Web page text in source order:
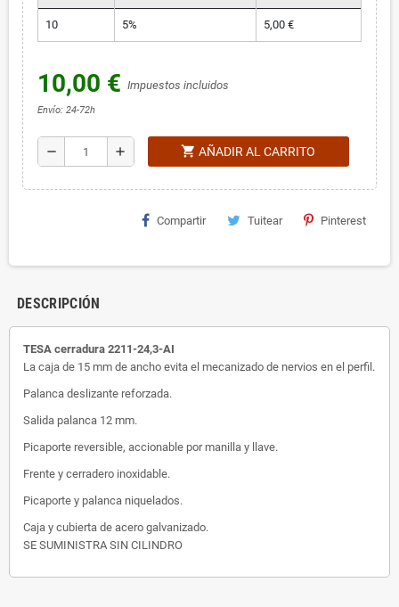
10 5% 5,00 €
10,00 € Impuestos incluidos
Envío: 24-72h
remove add shopping_cart AÑADIR AL CARRITO
Compartir Tuitear Pinterest
DESCRIPCIÓN
TESA cerradura 2211-24,3-AI
La caja de 15 mm de ancho evita el mecanizado de nervios en el perfil.
Palanca deslizante reforzada.
Salida palanca 12 mm.
Picaporte reversible, accionable por manilla y llave.
Frente y cerradero inoxidable.
Picaporte y palanca niquelados.
Caja y cubierta de acero galvanizado.
SE SUMINISTRA SIN CILINDRO